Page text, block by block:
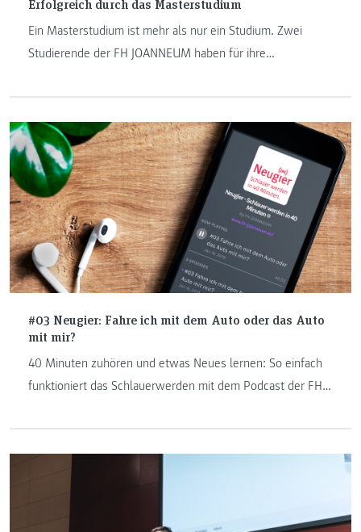
Erfolgreich durch das Masterstudium
Ein Masterstudium ist mehr als nur ein Studium. Zwei
Studierende der FH JOANNEUM haben für ihre
#03 Neugier: Fahre ich mit dem Auto oder das Auto
mit mir?
40 Minuten zuhören und etwas Neues lernen: So einfach
funktioniert das Schlauerwerden mit dem Podcast der FH
dass man sie auch versteht. In der dritten Folge mit Florian
Mayer geht es um das Zukunftsthema Autonomes Fahren.